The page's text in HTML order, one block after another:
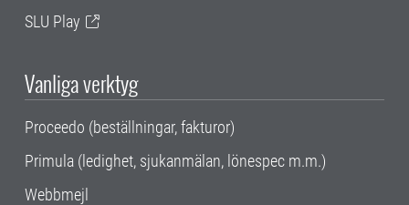
SLU Play
Vanliga verktyg
Proceedo (beställningar, fakturor)
Primula (ledighet, sjukanmälan, lönespec m.m.)
Webbmejl